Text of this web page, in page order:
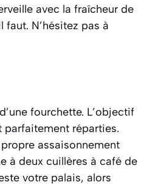
avec la fraîcheur de
N’hésitez pas à
fourchette. L’objectif
parfaitement réparties.
assaisonnement
à deux cuillères à café de
votre palais, alors